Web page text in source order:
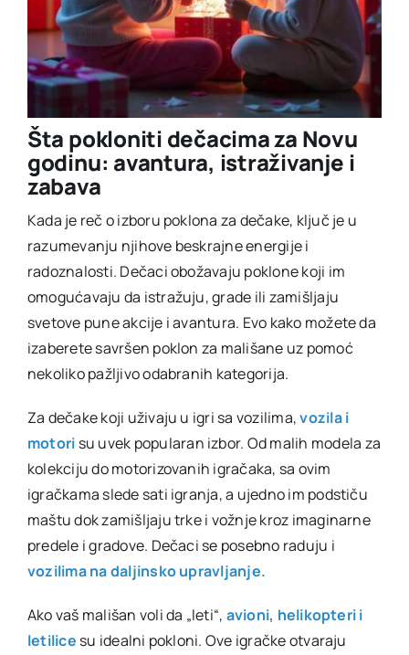
Šta pokloniti dečacima za Novu
godinu: avantura, istraživanje i
zabava
Kada je reč o izboru poklona za dečake, ključ je u
razumevanju njihove beskrajne energije i
radoznalosti. Dečaci obožavaju poklone koji im
omogućavaju da istražuju, grade ili zamišljaju
svetove pune akcije i avantura. Evo kako možete da
izaberete savršen poklon za mališane uz pomoć
nekoliko pažljivo odabranih kategorija.
Za dečake koji uživaju u igri sa vozilima,vozila i
motori su uvek popularan izbor. Od malih modela za
kolekciju do motorizovanih igračaka, sa ovim
igračkama slede sati igranja, a ujedno im podstiču
maštu dok zamišljaju trke i vožnje kroz imaginarne
predele i gradove. Dečaci se posebno raduju i
vozilima na daljinsko upravljanje.
Ako vaš mališan voli da „leti“, avioni, helikopteri i
letilice su idealni pokloni. Ove igračke otvaraju